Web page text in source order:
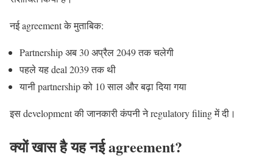
नई agreement के मुताबिक:
Partnership अब 30 अप्रैल 2049 तक चलेगी
पहले यह deal 2039 तक थी
यानी partnership को 10 साल और बढ़ा दिया गया
इस development की जानकारी कंपनी ने regulatory filing में दी।
क्यों खास है यह नई agreement?